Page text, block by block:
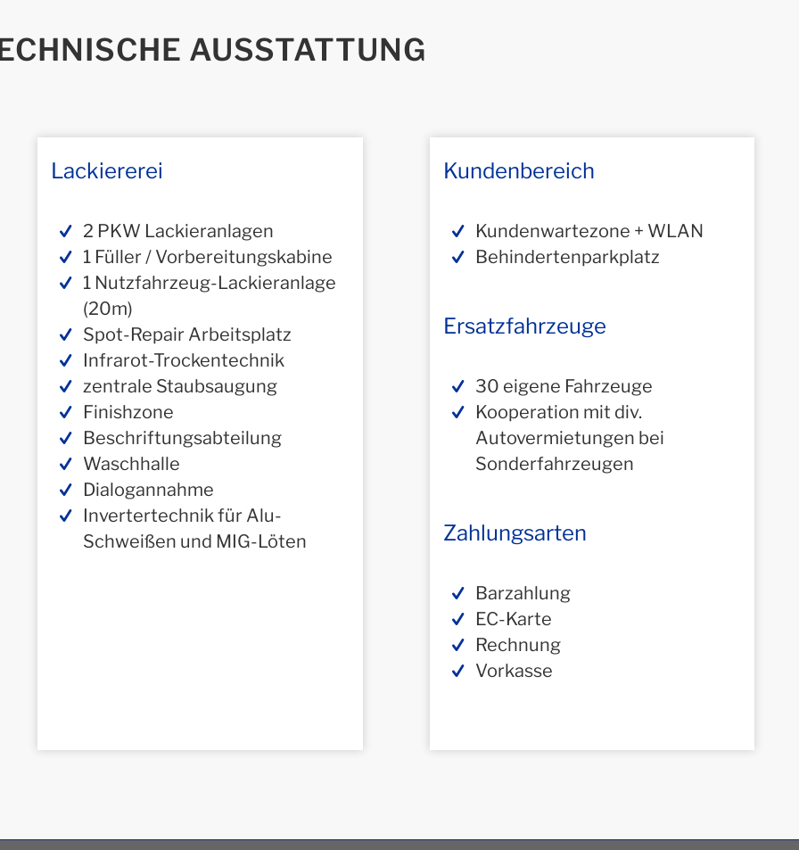
AUSSTATTUNG
Lackiererei
2 PKW Lackieranlagen
1 Füller / Vorbereitungskabine
1 Nutzfahrzeug-Lackieranlage
(20m)
Spot-Repair Arbeitsplatz
Infrarot-Trockentechnik
zentrale Staubsaugung
Finishzone
Beschriftungsabteilung
Waschhalle
Dialogannahme
Invertertechnik für Alu-
Schweißen und MIG-Löten
Kundenbereich
Kundenwartezone + WLAN
Behindertenparkplatz
Ersatzfahrzeuge
30 eigene Fahrzeuge
Kooperation mit div.
Autovermietungen bei
Sonderfahrzeugen
Zahlungsarten
Barzahlung
EC-Karte
Rechnung
Vorkasse